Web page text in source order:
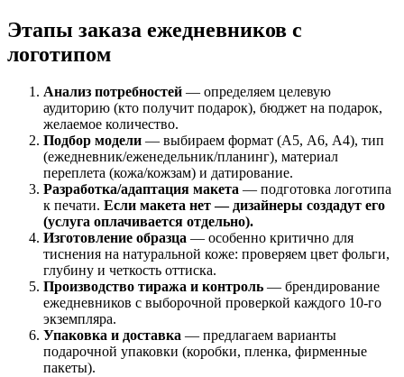
Этапы заказа ежедневников с
логотипом
Анализ потребностей — определяем целевую
аудиторию (кто получит подарок), бюджет на подарок,
желаемое количество.
Подбор модели — выбираем формат (А5, А6, А4), тип
(ежедневник/еженедельник/планинг), материал
переплета (кожа/кожзам) и датирование.
Разработка/адаптация макета — подготовка логотипа
к печати. Если макета нет — дизайнеры создадут его
(услуга оплачивается отдельно).
Изготовление образца — особенно критично для
тиснения на натуральной коже: проверяем цвет фольги,
глубину и четкость оттиска.
Производство тиража и контроль — брендирование
ежедневников с выборочной проверкой каждого 10-го
экземпляра.
Упаковка и доставка — предлагаем варианты
подарочной упаковки (коробки, пленка, фирменные
пакеты).